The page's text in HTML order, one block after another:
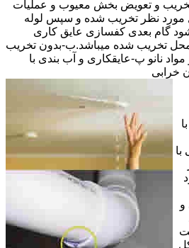
تخریب و تعویض بخش معیوب و عملیات
مورد نظر تخریب شده و سپس لوله
گام بعدی کفسازی عایق کاری
تخریب شده میباشد.ب-بدون تخریب
نانو پ-عایقکاری و آب بندی با
خرابی
و